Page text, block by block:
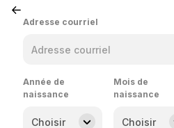
Adresse courriel
Année de
naissance
Mois de
naissance